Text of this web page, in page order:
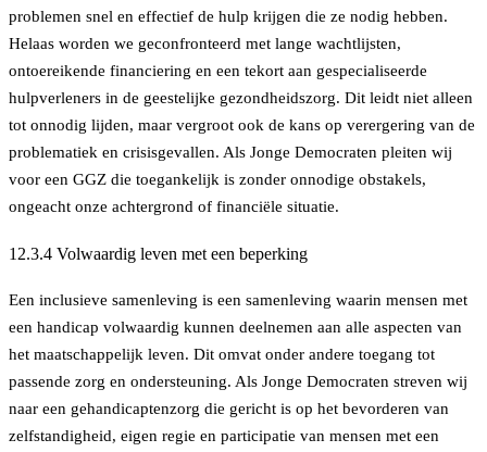
problemen snel en effectief de hulp krijgen die ze nodig hebben.
Helaas worden we geconfronteerd met lange wachtlijsten,
ontoereikende financiering en een tekort aan gespecialiseerde
hulpverleners in de geestelijke gezondheidszorg. Dit leidt niet alleen
tot onnodig lijden, maar vergroot ook de kans op verergering van de
problematiek en crisisgevallen. Als Jonge Democraten pleiten wij
voor een GGZ die toegankelijk is zonder onnodige obstakels,
ongeacht onze achtergrond of financiële situatie.
12.3.4 Volwaardig leven met een beperking
Een inclusieve samenleving is een samenleving waarin mensen met
een handicap volwaardig kunnen deelnemen aan alle aspecten van
het maatschappelijk leven. Dit omvat onder andere toegang tot
passende zorg en ondersteuning. Als Jonge Democraten streven wij
naar een gehandicaptenzorg die gericht is op het bevorderen van
zelfstandigheid, eigen regie en participatie van mensen met een